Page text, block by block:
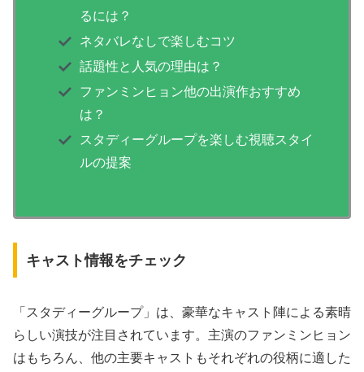
るには？
ネタバレなしで楽しむコツ
話題性と人気の理由は？
ファンミンヒョン他の出演作おすすめ
は？
スタディーグループを楽しむ視聴スタイ
ルの提案
キャスト情報をチェック
「スタディーグループ」は、豪華なキャスト陣による素晴
らしい演技が注目されています。主演のファンミンヒョン
はもちろん、他の主要キャストもそれぞれの役柄に適した